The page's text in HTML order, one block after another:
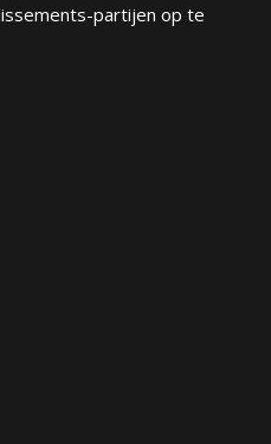
partijen op te